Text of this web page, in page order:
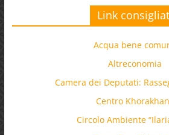
Link
Acqua bene
Altreconomia
Camera dei Deputati:
Centro
Circolo Ambiente